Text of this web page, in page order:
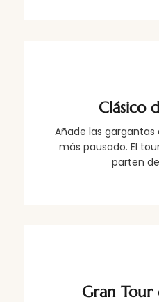
Clásico
Añade las
más pausado. El
parten
Gran Tour